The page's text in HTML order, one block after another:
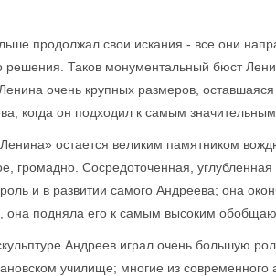
продолжал свои искания - все они
решения. Таков монументальный бюст
очень крупных размеров,
когда он подходил к самым
остается великим памятником
громадно. Сосредоточенная,
и в развитии самого Андреева; она
она подняла его к самым высоким
Андреев играл очень большую
училище; многие из современного